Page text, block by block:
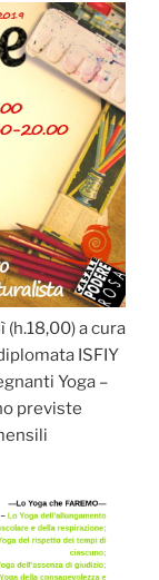
a cura
ISFIY
Yoga –
previste